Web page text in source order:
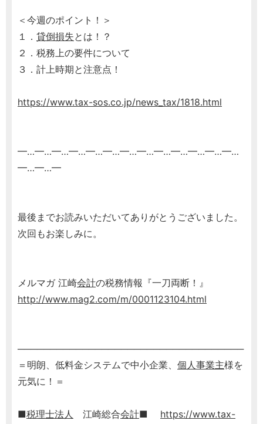
＜今週のポイント！＞
１． 貸倒損失とは！？
２．税務上の要件について
３．計上時期と注意点！
https://www.tax-sos.co.jp/news_tax/1818.html
━…━…━…━…━…━…━…━…━…━…━…━…━…
━…━…━
最後までお読みいただいてありがとうございました。
次回もお楽しみに。
メルマガ 江崎会計の税務情報『一刀両断！』
http://www.mag2.com/m/0001123104.html
───────────────────────────────────
＝明朗、低料金システムで中小企業、 個人事業主様を
元気に！＝
■税理士法人 江崎総合会計■ https://www.tax-